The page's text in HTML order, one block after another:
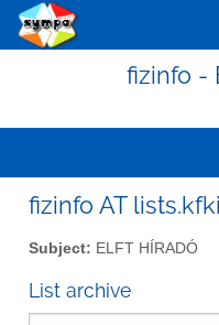
fizinfo -
fizinfo AT
Subject: ELFT HÍRADÓ
List archive
2001 01 02 03 04 05 06